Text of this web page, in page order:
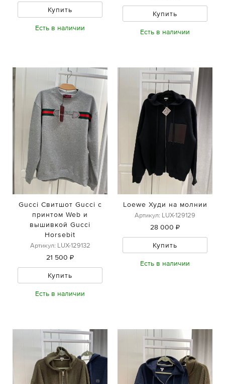
Купить
Есть в наличии
Купить
Есть в наличии
Gucci Свитшот Gucci с
принтом Web и
вышивкой Gucci
Horsebit
Артикул: LUX-129132
21 500 ₽
Купить
Есть в наличии
Loewe Худи на молнии
Артикул: LUX-129129
28 000 ₽
Купить
Есть в наличии